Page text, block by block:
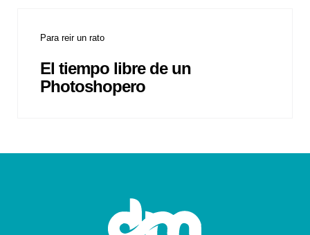
Para reir un rato
El tiempo libre de un
Photoshopero